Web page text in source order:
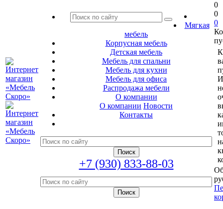
Мягкая
мебель
Корпусная мебель
Детская мебель
Мебель для спальни
Мебель для кухни
Мебель для офиса
Распродажа мебели
О компании
О компании Новости
Контакты
+7 (930) 833-88-03
0
0
0